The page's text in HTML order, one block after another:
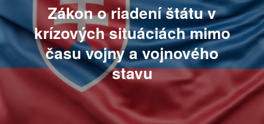
Zákon o riadení štátu v
krízových situáciách mimo
času vojny a vojnového
stavu